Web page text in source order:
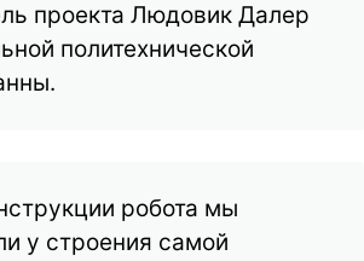
проекта Людовик Далер
политехнической
робота мы
у строения самой